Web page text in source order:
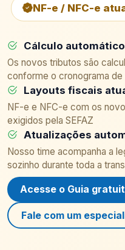
NF-e / NFC-e
Cálculo automático
Os novos tributos são
conforme o cronograma
Layouts fiscais
NF-e e NFC-e com os
exigidos pela SEFAZ
Atualizações
Nosso time acompanha a
sozinho durante toda a
Acesse o Guia
Fale com um